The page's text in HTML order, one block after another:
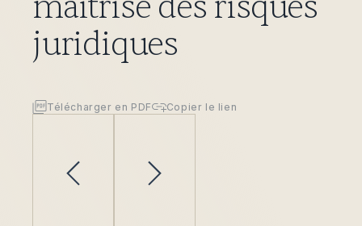
juridiques
Télécharger en PDF Copier le lien